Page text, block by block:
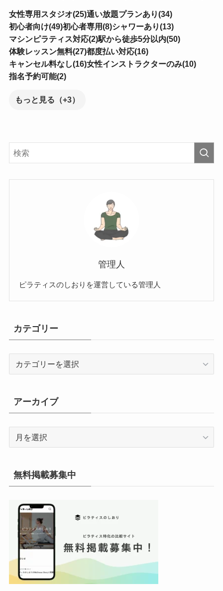
女性専用スタジオ(25)通い放題プランあり(34)
初心者向け(49)初心者専用(8)シャワーあり(13)
マシンピラティス対応(2)駅から徒歩5分以内(50)
体験レッスン無料(27)都度払い対応(16)
キャンセル料なし(16)女性インストラクターのみ(10)
指名予約可能(2)
もっと見る（+3）
管理人
ピラティスのしおりを運営している管理人
カテゴリー
リ
ー
アーカイブ
イ
ブ
無料掲載募集中